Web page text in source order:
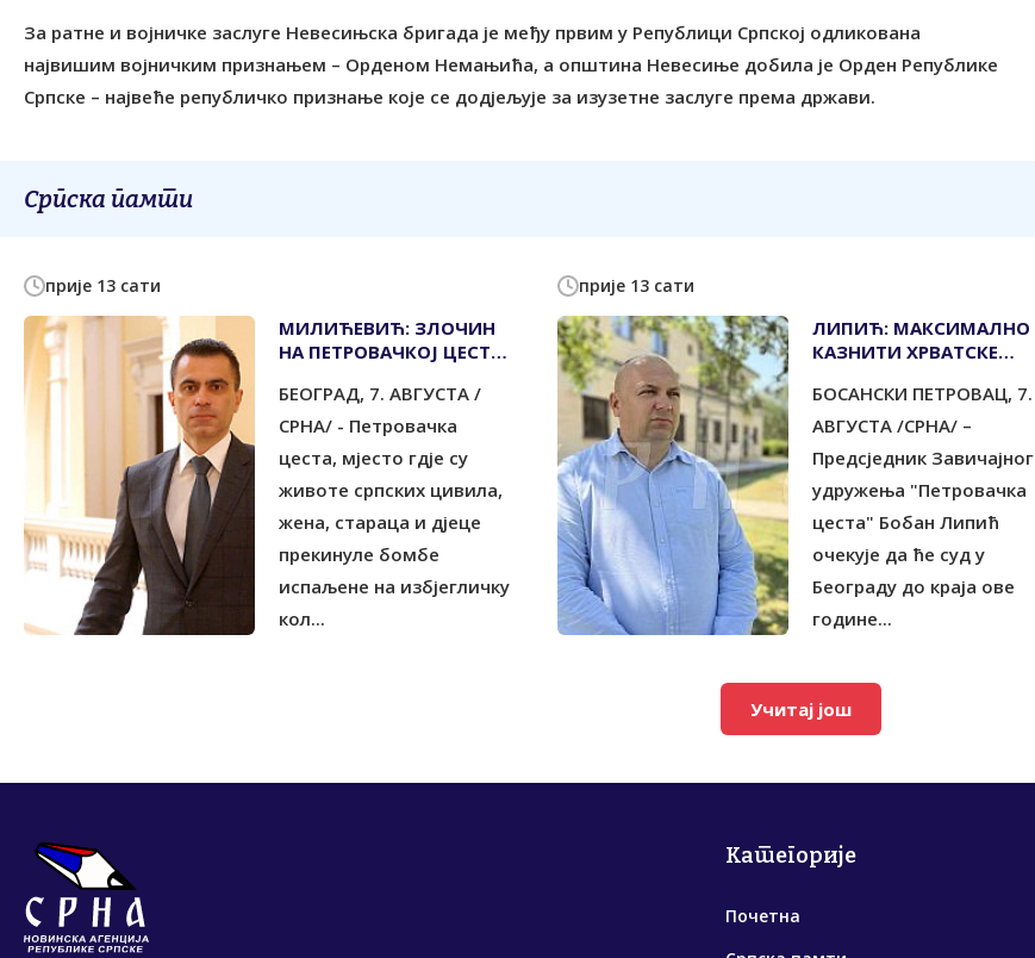
За ратне и војничке заслуге Невесињска бригада је међу првим у Републици Српској одликована
највишим војничким признањем – Орденом Немањића, а општина Невесиње добила је Орден Републике
Српске – највеће републичко признање које се додјељује за изузетне заслуге према држави.
Српска памти
прије 13 сати
МИЛИЋЕВИЋ: ЗЛОЧИН
НА ПЕТРОВАЧКОЈ ЦЕСТИ
БЕОГРАД, 7. АВГУСТА /
СРНА/ - Петровачка
цеста, мјесто гдје су
животе српских цивила,
жена, стараца и дјеце
прекинуле бомбе
испаљене на избјегличку
кол...
прије 13 сати
ЛИПИЋ: МАКСИМАЛНО
КАЗНИТИ ХРВАТСКЕ
БОМБАРДОВАЊА
ИЗБЈЕГЛИЧКЕ КОЛОНЕ
БОСАНСКИ ПЕТРОВАЦ, 7.
АВГУСТА /СРНА/ –
Предсједник Завичајног
удружења "Петровачка
цеста" Бобан Липић
очекује да ће суд у
Београду до краја ове
године...
Учитај још
Категорије
Почетна